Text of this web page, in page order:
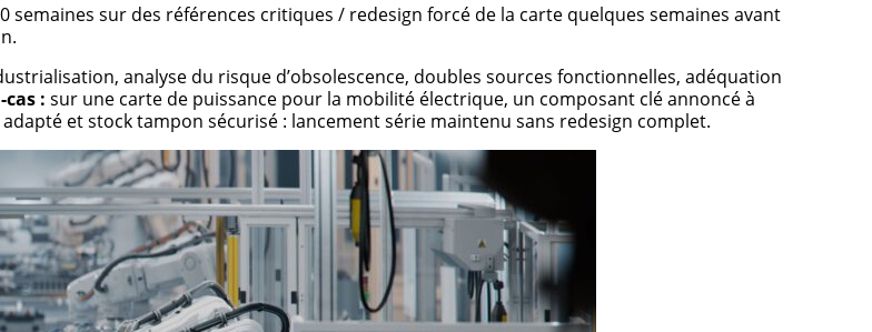
sur des références critiques / redesign forcé de la carte quelques semaines avant
analyse du risque d’obsolescence, doubles sources fonctionnelles, adéquation
: sur une carte de puissance pour la mobilité électrique, un composant clé annoncé à
et stock tampon sécurisé : lancement série maintenu sans redesign complet.